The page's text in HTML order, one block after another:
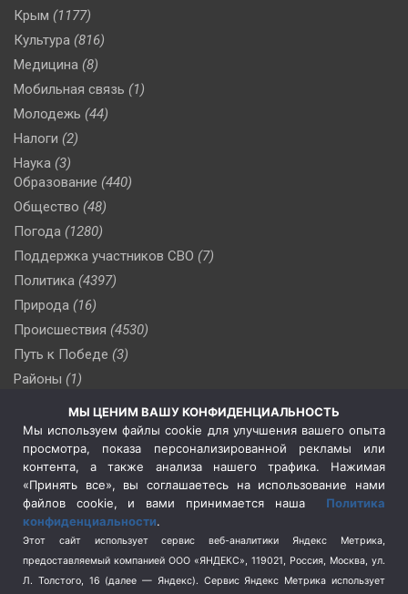
Крым (1177)
Культура (816)
Медицина (8)
Мобильная связь (1)
Молодежь (44)
Налоги (2)
Наука (3)
Образование (440)
Общество (48)
Погода (1280)
Поддержка участников СВО (7)
Политика (4397)
Природа (16)
Происшествия (4530)
Путь к Победе (3)
Районы (1)
(510)
Сельское хозяйство (3)
Социальная политика
(3)
Спецоперация в Украине
Спецоперация на Украине
(404)
Спорт (740)
Терроризм (1)
МЫ ЦЕНИМ ВАШУ КОНФИДЕНЦИАЛЬНОСТЬ
Мы используем файлы cookie для улучшения вашего опыта
просмотра, показа персонализированной рекламы или
контента, а также анализа нашего трафика. Нажимая
«Принять все», вы соглашаетесь на использование нами
файлов cookie, и вами принимается наша Политика
конфиденциальности.
Этот сайт использует сервис веб-аналитики Яндекс Метрика,
предоставляемый компанией ООО «ЯНДЕКС», 119021, Россия, Москва, ул.
Л. Толстого, 16 (далее — Яндекс). Сервис Яндекс Метрика использует